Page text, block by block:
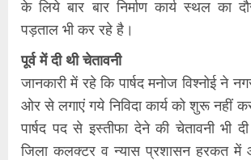
के लिये बार बार निर्माण कार्य स्थल का
पड़ताल भी कर रहे है।
पूर्व में दी थी चेतावनी
जानकारी में रहे कि पार्षद मनोज विश्नोई ने
ओर से लगाएं गये निविदा कार्य को शुरू नहीं
पार्षद पद से इस्तीफा देने की चेतावनी भी
जिला कलक्टर व न्यास प्रशासन हरकत में